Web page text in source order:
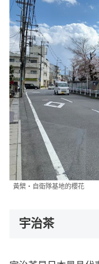
黃檗・自衛隊基地的櫻花
宇治茶